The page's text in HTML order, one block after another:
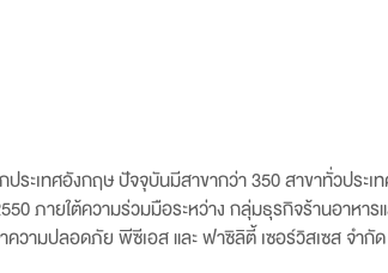
ระเทศอังกฤษ ปัจจุบันมีสาขากว่า 350 สาขาทั่วปร
ภายใต้ความร่วมมือระหว่าง กลุ่มธุรกิจร้านอาหาร
วามปลอดภัย พีซีเอส และ ฟาซิลิตี้ เซอร์วิสเซส จำกั